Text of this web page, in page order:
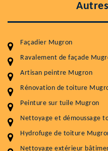
Façadier Mugron
Ravalement de façade
Artisan peintre Mugron
Rénovation de toiture
Peinture sur tuile Mugron
Nettoyage et démoussage
Hydrofuge de toiture
Nettoyage extérieur
Entretenir votre
Plus de 15 ans
Service
Nettoyageb toiture